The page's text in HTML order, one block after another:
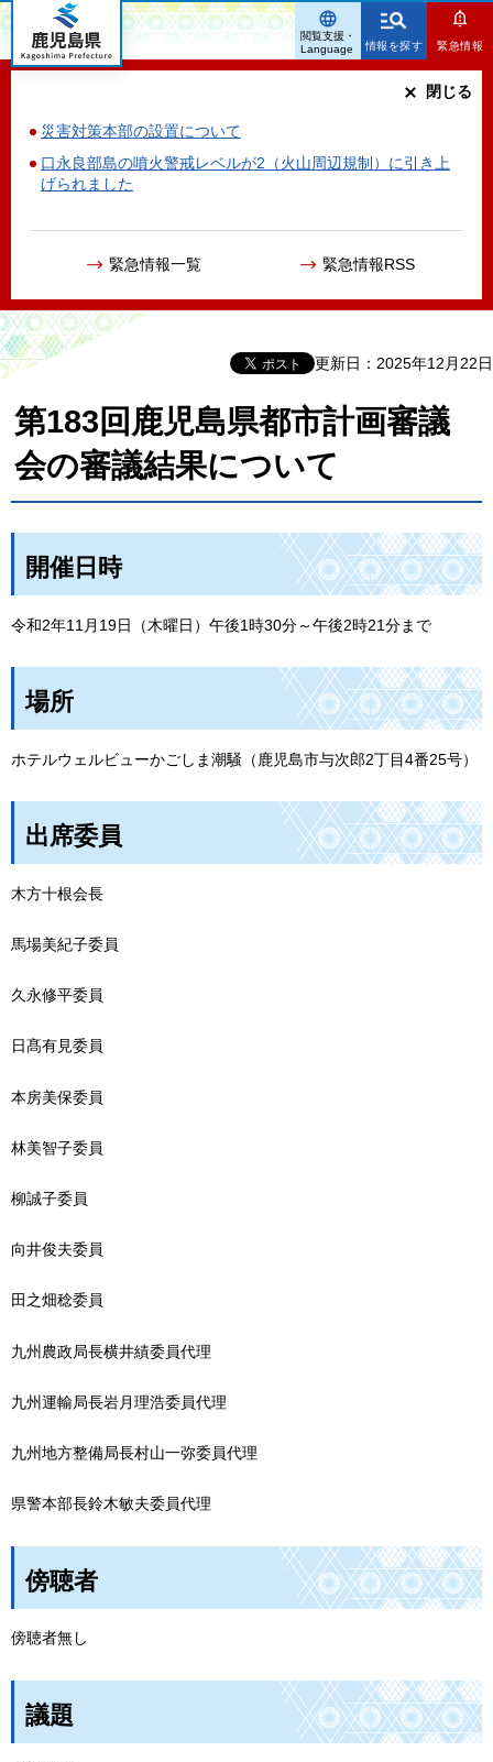
鹿児島県
情報を探す 緊急情報
災害対策本部の設置について
口永良部島の噴火警戒レベルが2（火山周辺規制）に引き上
げられました
緊急情報一覧 緊急情報RSS
閉じる
閲覧支援・
Language
更新日：2025年12月22日
第183回鹿児島県都市計画審議
会の審議結果について
開催日時
令和2年11月19日（木曜日）午後1時30分～午後2時21分まで
場所
ホテルウェルビューかごしま潮騒（鹿児島市与次郎2丁目4番25号）
出席委員
木方十根会長
馬場美紀子委員
久永修平委員
日髙有見委員
本房美保委員
林美智子委員
柳誠子委員
向井俊夫委員
田之畑稔委員
九州農政局長横井績委員代理
九州運輸局長岩月理浩委員代理
九州地方整備局長村山一弥委員代理
県警本部長鈴木敏夫委員代理
傍聴者
傍聴者無し
議題